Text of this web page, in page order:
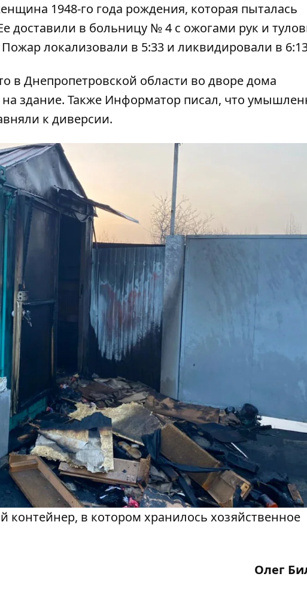
1948-го года рождения, которая пыталась
доставили в больницу № 4 с ожогами рук и
локализовали в 5:33 и ликвидировали в
в Днепропетровской области во дворе дома
здание. Также Информатор писал, что
к диверсии.
контейнер, в котором хранилось хозяйственное
Олег